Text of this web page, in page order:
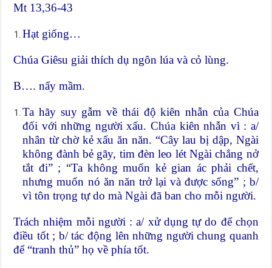
Mt 13,36-43
Hạt giống…
Chúa Giêsu giải thích dụ ngôn lúa và cỏ lùng.
B…. nẩy mầm.
Ta hãy suy gẫm về thái độ kiên nhẫn của Chúa
đối với những người xấu. Chúa kiên nhẫn vì : a/
nhân từ chờ kẻ xấu ăn năn. “Cây lau bị dập, Ngài
không đành bẻ gãy, tim đèn leo lét Ngài chẳng nở
tắt đi” ; “Ta không muốn kẻ gian ác phải chết,
nhưng muốn nó ăn năn trở lại và được sống” ; b/
vì tôn trọng tự do mà Ngài đã ban cho mỗi người.
Trách nhiệm mỗi người : a/ xử dụng tự do để chọn
điều tốt ; b/ tác động lên những người chung quanh
để “tranh thủ” họ về phía tốt.